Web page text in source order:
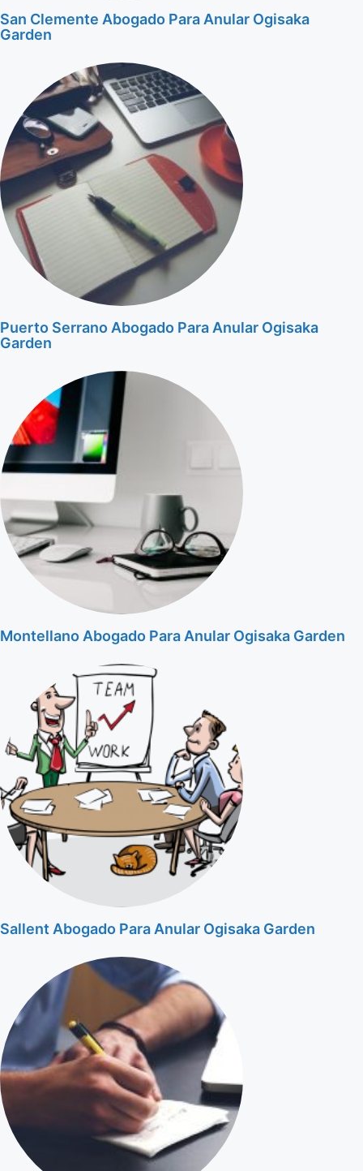
San Clemente Abogado Para Anular Ogisaka
Garden
Puerto Serrano Abogado Para Anular Ogisaka
Garden
Montellano Abogado Para Anular Ogisaka Garden
Sallent Abogado Para Anular Ogisaka Garden